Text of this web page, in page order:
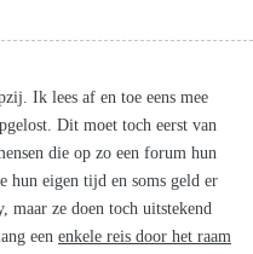
Ik lees af en toe eens mee
Dit moet toch eerst van
die op zo een forum hun
hun eigen tijd en soms geld er
maar ze doen toch uitstekend
een enkele reis door het raam